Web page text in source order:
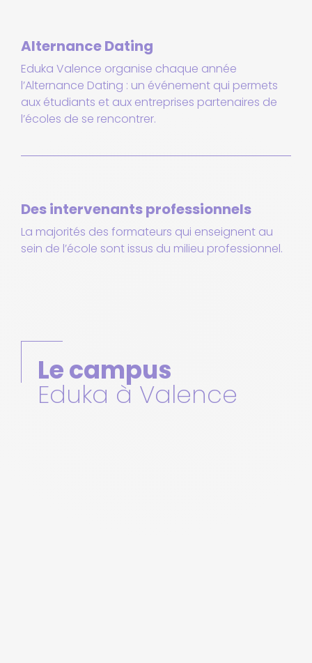
Alternance Dating
Eduka Valence organise chaque année
l’Alternance Dating : un événement qui permets
aux étudiants et aux entreprises partenaires de
l’écoles de se rencontrer.
Des intervenants professionnels
La majorités des formateurs qui enseignent au
sein de l’école sont issus du milieu professionnel.
Le campus
Eduka à Valence